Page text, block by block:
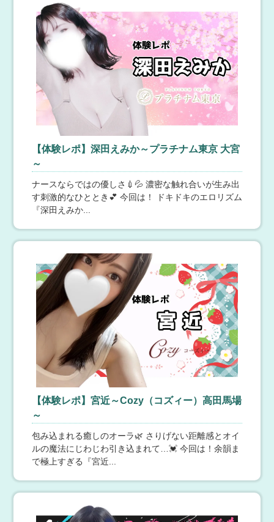
初回～３回目迄「90分16,000円(Ｄリンパ込)」!!
ご新規優待キャンペーン実施中!!店舗型の神田ルームを除
く、マンションタイプのルームにてご利用のご新規様は
お得に利用が可能です！90分コースで2,000円割引、120
分以上のコースは3,000円割引いたします♪ぜひこの機会
にラグタイムをお試しください☆■ラグジュアリーコース
90分18,000円 →16,000円120分23,000円 →20,000円
150分29,000円 →26,000円180分35,000円 →32,000
円ラグタイムでは、すべてのコースで「ディープリン
パ」「ヘッドマッサージ」がコース料金に含まれており
ます☆優待キャンペーンは３回目まで利用可能です♪☆４
回目以降は会員登録がオススメ！ラグタイム会員サイト
ポンを発行！ご利用ごとにいつでも使えるポイントが貯
ます☆まだ登録されていない方はぜひ公式HPからご登録
ください♪
8月9日(日) 13:15 【東京】 新宿
オールあおむけコース
70分オールあおむけコース！！背面施術が苦手な方、ご
さい！！全コース時間あおむけのみのスペシャルなコー
スです。スタッフ一同お客様のご来店を心よりお待ちし
ewels.jp
池袋ストリーム
8月9日(日) 13:14 【東京】 池袋
価格破壊！！【超ディープよくばりコース】
【超ディープよくばりコース】MB＋ディープリンパ集中
中❤️２つのOPがコースにコミコミです💙☆★☆★☆★☆
★☆★☆★☆★☆★60分コース 21000円⇒《14000円》
90分コース25000円⇒《18000円》120分コース30000円
⇒《23000円》150分コース 36000円⇒《29000円》☆★
☆★☆★☆★☆★☆★☆★☆★『情報局見た』とお伝え
くださいフリー、ネット指名、本指名すべてでご予約可
能です🌟📳LINE予約📳【https://lin.ee/vnBHutI】📞電話予
約📞【080‐7513‐7226】💻公式サイト💻【https://ikebuku
ro-stream.net/】池袋NO.1ホテル型メンズエステ『池袋ス
トリーム』
ラビット空間 新橋ルーム
8月9日(日) 13:13 【東京】 新橋・浜松町
❤️採用率5%の最上級美女多数❤️💖アイドル＆モデル級の
セラピストによるトロトロ⚠️脳汁ドバドバ⚠️の濃厚施術
をお楽しみ頂けます💖
Aroma MODESTE（アロマモデスト）巣鴨
Aroma Modeste〜アロマモデスト〜です♫イチオシセラ
ピスト♡『花咲 なごみ』花が咲くようなふんわりとした
笑顔。上品な愛らしさと知性を兼ね備え、ひとたび微笑
めば心まで癒されるような雰囲気をまとっています。絶
妙な手つきで体を丁寧にほぐし、じわじわと奥深くまで
す。グラマラスな美貌と、知性あふれる気品。その両方
を兼ね備えたなごみによる極上のひととき。想像を超え
アロマモデストベル 日本橋
8月9日(日) 13:12
【体験レポ】深田えみか～プラチナム東京 大宮
～
ナースならではの優しさ💉💦 濃密な触れ合いが生み出
す刺激的なひととき💕 今回は！ ドキドキのエロリズム
『深田えみか...
【体験レポ】宮近～Cozy（コズィー）高田馬場
～
包み込まれる癒しのオーラ🌿 さりげない距離感とオイ
ルの魔法にじわじわ引き込まれて…💓 今回は！余韻ま
で極上すぎる『宮近...